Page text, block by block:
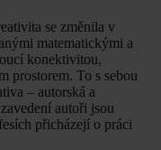
se změnila v
matematickými a
konektivitou,
prostorem. To s sebou
– autorská a
autoři jsou
přicházejí o práci